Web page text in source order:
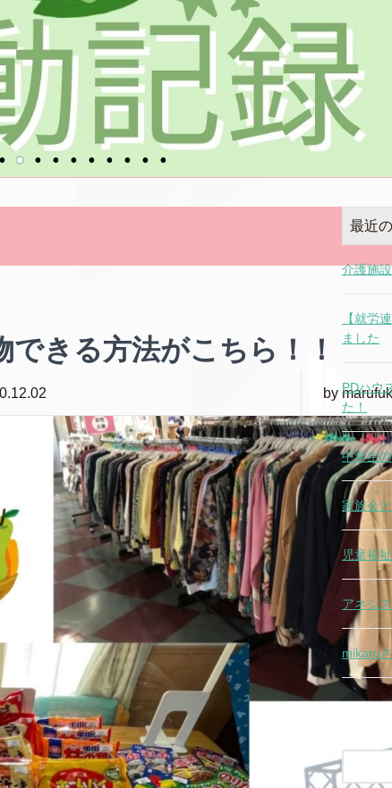
きる方法がこちら！！
by
最近
介護施
【就労
ました
PDハウ
た！
中学生
家族会
児童福
アネシ
mikaru